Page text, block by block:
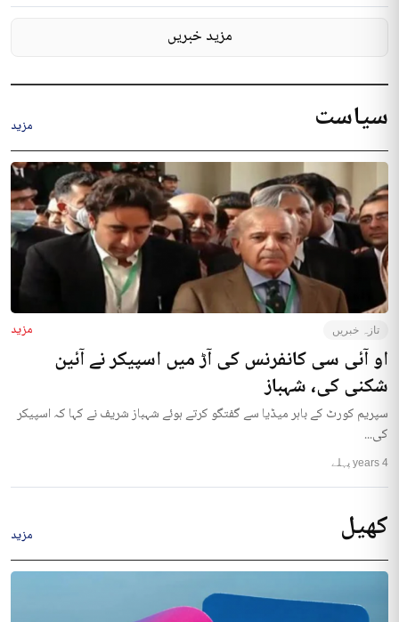
مزید خبریں
سیاست مزید
تازہ خبریں مزید
او آئی سی کانفرنس کی آڑ میں اسپیکر نے آئین
شکنی کی، شہباز
سپریم کورٹ کے باہر میڈیا سے گفتگو کرتے ہوئے شہباز شریف نے کہا کہ اسپیکر
کی...
4 years پہلے
کھیل مزید